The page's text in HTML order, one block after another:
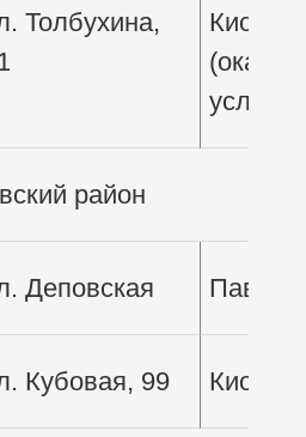
Толбухина,
Киоск
услуг)
район
Деповская
Кубовая, 99 Киоск